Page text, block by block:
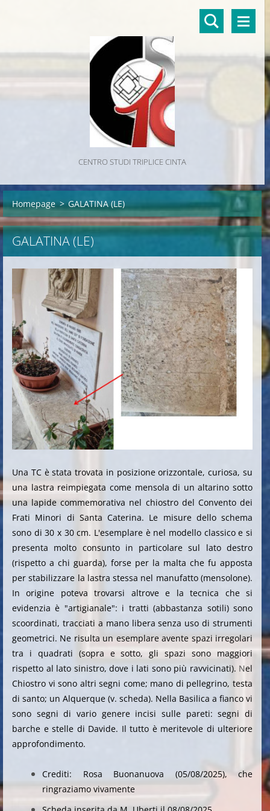
CENTRO STUDI TRIPLICE CINTA
Homepage > GALATINA (LE)
GALATINA (LE)
Una TC è stata trovata in posizione orizzontale, curiosa, su
una lastra reimpiegata come mensola di un altarino sotto
una lapide commemorativa nel chiostro del Convento dei
Frati Minori di Santa Caterina. Le misure dello schema
sono di 30 x 30 cm. L'esemplare è nel modello classico e si
presenta molto consunto in particolare sul lato destro
(rispetto a chi guarda), forse per la malta che fu apposta
per stabilizzare la lastra stessa nel manufatto (mensolone).
In origine poteva trovarsi altrove e la tecnica che si
evidenzia è "artigianale": i tratti (abbastanza sotili) sono
scoordinati, tracciati a mano libera senza uso di strumenti
geometrici. Ne risulta un esemplare avente spazi irregolari
tra i quadrati (sopra e sotto, gli spazi sono maggiori
rispetto al lato sinistro, dove i lati sono più ravvicinati). Nel
Chiostro vi sono altri segni come; mano di pellegrino, testa
di santo; un Alquerque (v. scheda). Nella Basilica a fianco vi
sono segni di vario genere incisi sulle pareti: segni di
barche e stelle di Davide. Il tutto è meritevole di ulteriore
approfondimento.
Crediti: Rosa Buonanuova (05/08/2025), che
ringraziamo vivamente